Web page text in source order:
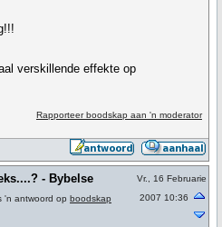
verskillende effekte op
Rapporteer boodskap aan 'n moderator
- Bybelse
'n antwoord op boodskap
Vr., 16 Februarie
2007 10:36